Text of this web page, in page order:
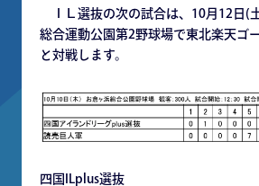
ＩＬ選抜の次の試合は、10月12日(
総合運動公園第2野球場で東北楽天ゴ
と対戦します。
四国ILplus選抜